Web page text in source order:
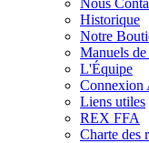
Nous
Historique
Notre
Manuels
L'Équipe
Connexion
Liens utiles
REX FFA
Charte des